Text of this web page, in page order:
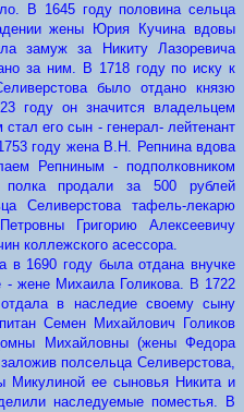
В 1645 году половина сельца
жены Юрия Кучина вдовы
замуж за Никиту Лазоревича
за ним. В 1718 году по иску к
было отдано князю
году он значится владельцем
его сын - генерал- лейтенант
году жена В.Н. Репнина вдова
Репниным - подполковником
полка продали за 500 рублей
Селиверстова тафель-лекарю
Григорию Алексеевичу
коллежского асессора.
в 1690 году была отдана внучке
жене Михаила Голикова. В 1722
в наследие своему сыну
Семен Михайлович Голиков
Михайловны (жены Федора
полсельца Селиверстова,
Микулиной ее сыновья Никита и
наследуемые поместья. В